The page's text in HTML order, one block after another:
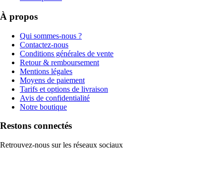
À propos
Qui sommes-nous ?
Contactez-nous
Conditions générales de vente
Retour & remboursement
Mentions légales
Moyens de paiement
Tarifs et options de livraison
Avis de confidentialité
Notre boutique
Restons connectés
Retrouvez-nous sur les réseaux sociaux